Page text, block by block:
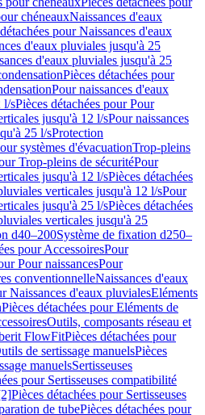
chéneauxNaissances d'eaux
pour Naissances d'eaux
d'eaux pluviales jusqu'à 25
d'eaux pluviales jusqu'à 25
Pièces détachées pour
Pour naissances d'eaux
l/sPièces détachées pour Pour
jusqu'à 12 l/sPour naissances
25 l/sProtection
systèmes d'évacuationTrop-pleins
Trop-pleins de sécuritéPour
jusqu'à 12 l/sPièces détachées
verticales jusqu'à 12 l/sPour
jusqu'à 25 l/sPièces détachées
verticales jusqu'à 25
d40–200Système de fixation d250–
pour AccessoiresPour
Pour naissancesPour
conventionnelleNaissances d'eaux
Naissances d'eaux pluvialesEléments
Pièces détachées pour Eléments de
Outils, composants réseau et
FlowFitPièces détachées pour
de sertissage manuelsPièces
manuelsSertisseuses
pour Sertisseuses compatibilité
Pièces détachées pour Sertisseuses
de tubePièces détachées pour